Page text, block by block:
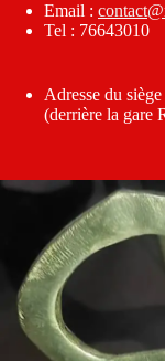
Email :
Tel : 76643010
Adresse du
(derrière la gare